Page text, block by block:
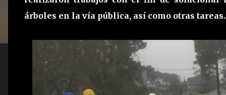
árboles en la vía pública, así como otras